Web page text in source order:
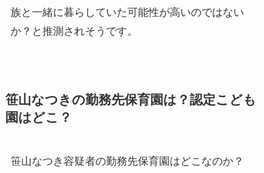
族と一緒に暮らしていた可能性が高いのではない
か？と推測されそうです。
笹山なつきの勤務先保育園は？認定こども
園はどこ？
笹山なつき容疑者の勤務先保育園はどこなのか？